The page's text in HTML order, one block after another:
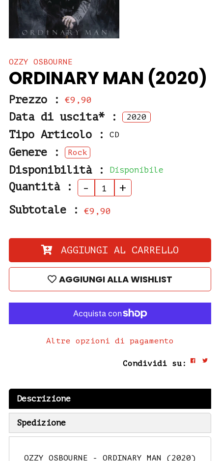
OZZY OSBOURNE
ORDINARY MAN (2020)
Prezzo : €9,90
Data di uscita* : 2020
Tipo Articolo : CD
Genere : Rock
Disponibilità : Disponibile
Quantità : - +
Subtotale : €9,90
AGGIUNGI AL CARRELLO
AGGIUNGI ALLA WISHLIST
Altre opzioni di pagamento
Condividi su:
Descrizione
Spedizione
OZZY OSBOURNE - ORDINARY MAN (2020)